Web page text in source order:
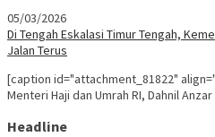
05/03/2026
Di Tengah Eskalasi Timur Tengah,
Jalan Terus
[caption id="attachment_81822"
Menteri Haji dan Umrah RI, Dahnil
Headline